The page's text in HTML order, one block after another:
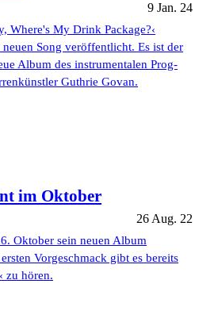
9 Jan. 24
Where's My Drink Package?‹
Song veröffentlicht. Es ist der
Album des instrumentalen Prog-
Guthrie Govan.
im Oktober
26 Aug. 22
Oktober sein neuen Album
Vorgeschmack gibt es bereits
zu hören.